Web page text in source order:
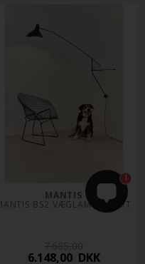
MANTIS
BS2 VÆGLAMPE, SORT
6.148,00DKK
1